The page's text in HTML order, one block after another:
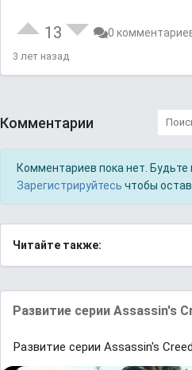
13 0
3 лет назад
Комментарии
Комментариев пока нет. Будьте
Зарегистрируйтесь чтобы
Читайте также:
Развитие серии Assassin's
Развитие серии Assassin's Creed